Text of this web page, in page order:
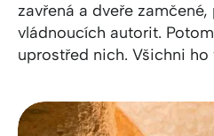
zavřená a dveře
vládnoucích autorit.
uprostřed nich. Všichni ho